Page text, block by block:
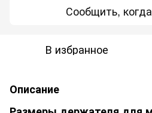
Сообщить,
В избранное
Описание